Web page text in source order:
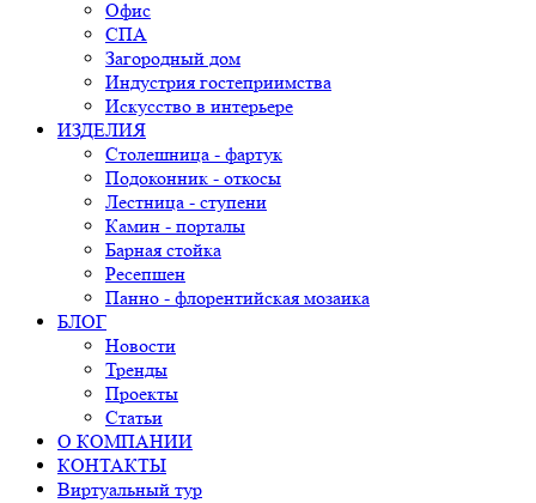
Офис
СПА
Загородный дом
Индустрия гостеприимства
Искусство в интерьере
ИЗДЕЛИЯ
Столешница - фартук
Подоконник - откосы
Лестница - ступени
Камин - порталы
Барная стойка
Ресепшен
Панно - флорентийская мозаика
БЛОГ
Новости
Тренды
Проекты
Статьи
О КОМПАНИИ
КОНТАКТЫ
Виртуальный тур